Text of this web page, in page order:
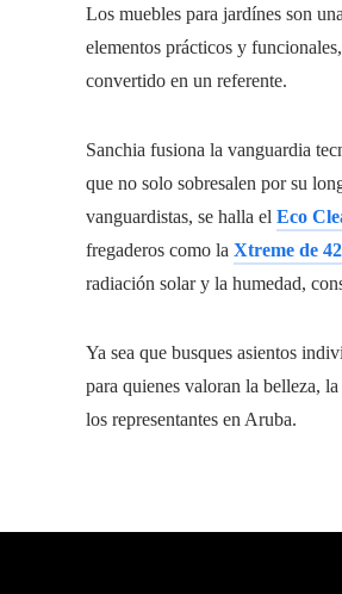
Los muebles para jardínes son
elementos prácticos y
convertido en un referente.
Sanchia fusiona la vanguardia
que no solo sobresalen por su
vanguardistas, se halla el Eco
fregaderos como la Xtreme de
radiación solar y la humedad,
Ya sea que busques asientos
para quienes valoran la belleza,
los representantes en Aruba.